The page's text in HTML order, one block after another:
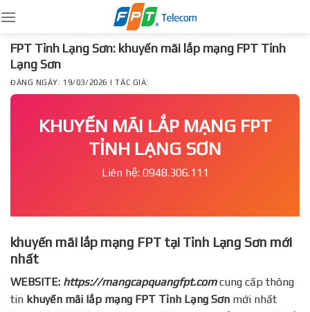
to
content
FPT Tỉnh Lạng Sơn: khuyến mãi lắp mạng FPT Tỉnh
Lạng Sơn
ĐĂNG NGÀY: 19/03/2026 | TÁC GIẢ:
KHUYẾN MÃI LẮP MẠNG FPT
TỈNH LẠNG SƠN
Liên hệ: 0948.306.111
khuyến mãi lắp mạng FPT tại Tỉnh Lạng Sơn mới
nhất
WEBSITE: https://mangcapquangfpt.comcung cấp thông
tin khuyến mãi lắp mạng FPT Tỉnh Lạng Sơn mới nhất